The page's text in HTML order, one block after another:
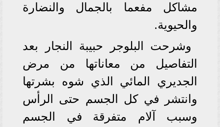
مشاكل مفعما بالجمال والنضارة
والحيوية.
وشرحت البلوجر حبيبة النجار بعد
التفاصيل من معاناتها من مرض
الجديري المائي الذي شوه بشرتها
وانتشر في كل الجسم حتى الرأس
وسبب آلام متفرقة في الجسم